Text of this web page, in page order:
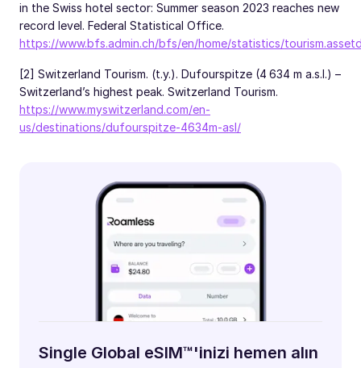
in the Swiss hotel sector: Summer season 2023 reaches new
record level. Federal Statistical Office.
https://www.bfs.admin.ch/bfs/en/home/statistics/
[2] Switzerland Tourism. (t.y.). Dufourspitze (4 634 m a.s.l.) –
Switzerland’s highest peak. Switzerland Tourism.
https://www.myswitzerland.com/en-
us/destinations/dufourspitze-4634m-asl/
Single Global eSIM™'inizi hemen alın